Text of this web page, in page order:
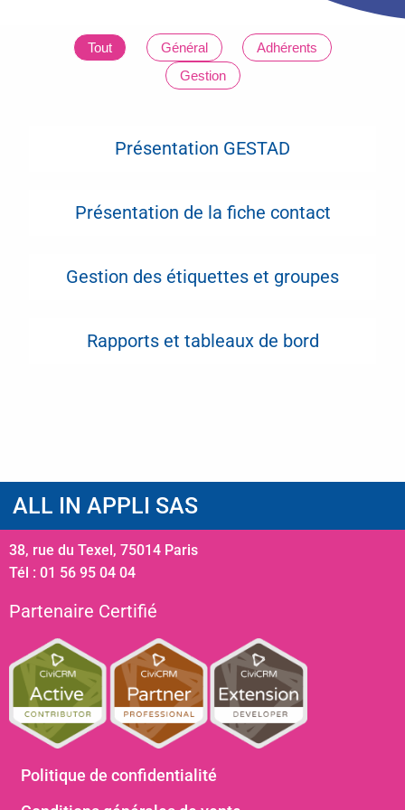
Tout Général
Adhérents
Gestion
Présentation GESTAD
Présentation de la fiche contact
Gestion des étiquettes et groupes
Rapports et tableaux de bord
ALL IN APPLI SAS
38, rue du Texel, 75014 Paris
Tél : 01 56 95 04 04
Partenaire Certifié
Politique de confidentialité